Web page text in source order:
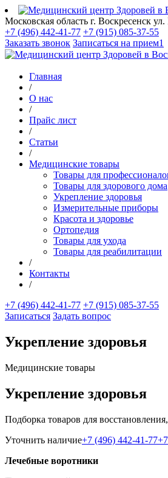
Московская область г. Воскресенск
+7 (496) 442-41-77 +7 (915) 085-37-55
Заказать звонок Записаться на прием1
Главная
/
О нас
/
Прайс лист
/
Статьи
/
Медицинские товары
Товары для
Товары для здорового дома
Укрепление здоровья
Измерительные приборы
Красота и здоровье
Ортопедия
Товары для ухода
Товары для реабилитации
/
Контакты
/
+7 (496) 442-41-77 +7 (915) 085-37-55
Записаться Задать вопрос
Укрепление здоровья
Медицинские товары
Укрепление здоровья
Подборка товаров для
Уточнить наличие+7 (496) 442-41-77
Лечебные воротники